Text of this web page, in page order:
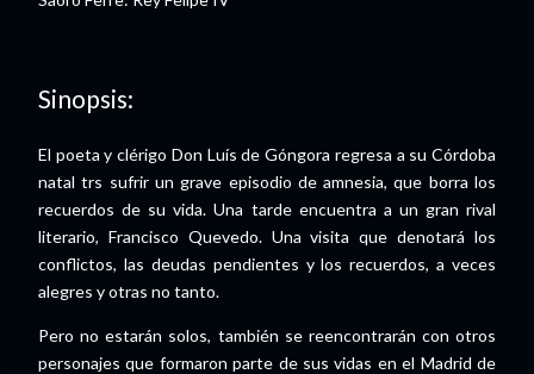
Sinopsis:
El poeta y clérigo Don Luís de Góngora regresa a su Córdoba
natal trs sufrir un grave episodio de amnesia, que borra los
recuerdos de su vida. Una tarde encuentra a un gran rival
literario, Francisco Quevedo. Una visita que denotará los
conflictos, las deudas pendientes y los recuerdos, a veces
alegres y otras no tanto.
Pero no estarán solos, también se reencontrarán con otros
personajes que formaron parte de sus vidas en el Madrid de